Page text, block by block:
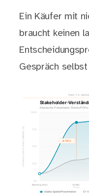
Ein Käufer mit
braucht keinen
Gespräch